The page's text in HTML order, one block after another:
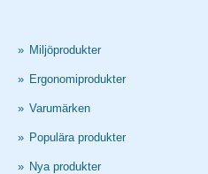
» Miljöprodukter
» Ergonomiprodukter
» Varumärken
» Populära produkter
» Nya produkter